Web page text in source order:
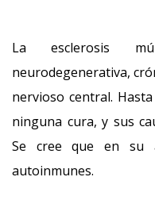
La esclerosis
neurodegenerativa,
nervioso central.
ninguna cura, y sus
Se cree que en su
autoinmunes.